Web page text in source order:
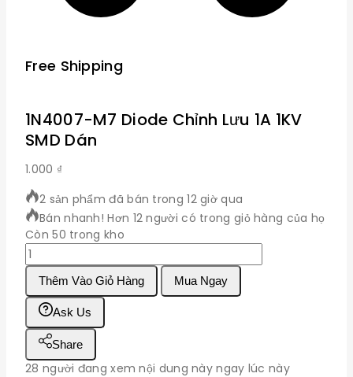
Free Shipping
1N4007-M7 Diode Chỉnh Lưu 1A 1KV
SMD Dán
1.000 ₫
2 sản phẩm đã bán trong 12 giờ qua
Bán nhanh! Hơn 12 người có trong giỏ hàng của họ
Còn 50 trong kho
1N4007-
M7
Diode
Chỉnh
Lưu
1A
1KV
SMD
Thêm Vào Giỏ Hàng Mua Ngay
Ask Us
Share
28 người đang xem nội dung này ngay lúc này